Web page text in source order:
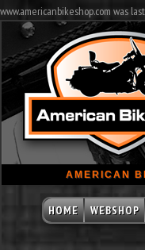
www.americanbikeshop.com was
AMERICAN
HOME WEBSHOP